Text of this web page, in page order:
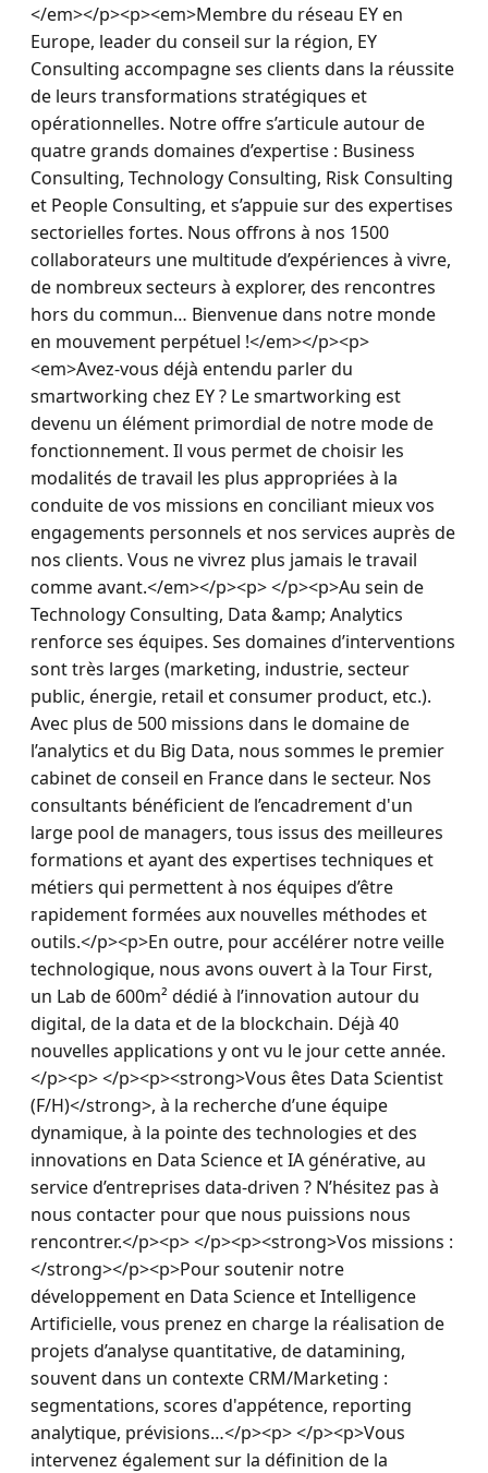
</em></p><p><em>Membre du réseau EY en
Europe, leader du conseil sur la région, EY
Consulting accompagne ses clients dans la réussite
de leurs transformations stratégiques et
opérationnelles. Notre offre s’articule autour de
quatre grands domaines d’expertise : Business
Consulting, Technology Consulting, Risk Consulting
et People Consulting, et s’appuie sur des expertises
sectorielles fortes. Nous offrons à nos 1500
collaborateurs une multitude d’expériences à vivre,
de nombreux secteurs à explorer, des rencontres
hors du commun… Bienvenue dans notre monde
en mouvement perpétuel !</em></p><p>
<em>Avez-vous déjà entendu parler du
smartworking chez EY ? Le smartworking est
devenu un élément primordial de notre mode de
fonctionnement. Il vous permet de choisir les
modalités de travail les plus appropriées à la
conduite de vos missions en conciliant mieux vos
engagements personnels et nos services auprès de
nos clients. Vous ne vivrez plus jamais le travail
comme avant.</em></p><p> </p><p>Au sein de
Technology Consulting, Data &amp; Analytics
renforce ses équipes. Ses domaines d’interventions
sont très larges (marketing, industrie, secteur
public, énergie, retail et consumer product, etc.).
Avec plus de 500 missions dans le domaine de
l’analytics et du Big Data, nous sommes le premier
cabinet de conseil en France dans le secteur. Nos
consultants bénéficient de l’encadrement d'un
large pool de managers, tous issus des meilleures
formations et ayant des expertises techniques et
métiers qui permettent à nos équipes d’être
rapidement formées aux nouvelles méthodes et
outils.</p><p>En outre, pour accélérer notre veille
technologique, nous avons ouvert à la Tour First,
un Lab de 600m² dédié à l’innovation autour du
digital, de la data et de la blockchain. Déjà 40
nouvelles applications y ont vu le jour cette année.
</p><p> </p><p><strong>Vous êtes Data Scientist
(F/H)</strong>, à la recherche d’une équipe
dynamique, à la pointe des technologies et des
innovations en Data Science et IA générative, au
service d’entreprises data-driven ? N’hésitez pas à
nous contacter pour que nous puissions nous
rencontrer.</p><p> </p><p><strong>Vos missions :
</strong></p><p>Pour soutenir notre
développement en Data Science et Intelligence
Artificielle, vous prenez en charge la réalisation de
projets d’analyse quantitative, de datamining,
souvent dans un contexte CRM/Marketing :
segmentations, scores d'appétence, reporting
analytique, prévisions…</p><p> </p><p>Vous
intervenez également sur la définition de la